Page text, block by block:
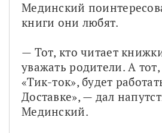
Мединский
книги они любят.
— Тот, кто читает
уважать родители. А
«Тик-ток», будет
Доставке», — дал
Мединский.